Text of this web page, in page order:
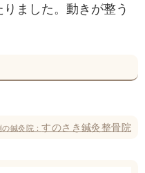
ました。動きが整う
の鍼灸院：すのさき鍼灸整骨院